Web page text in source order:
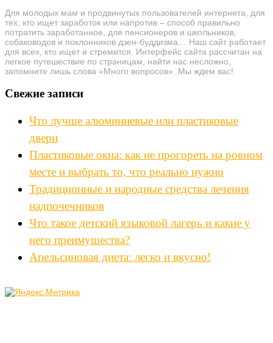
Для молодых мам и продвинутых пользователей интернета, для
тех, кто ищет заработок или напротив – способ правильно
потратить заработанное, для пенсионеров и школьников,
собаководов и поклонников дзен-буддизма… Наш сайт работает
для всех, кто ищет и стремится. Интерфейс сайта рассчитан на
легкое путешествие по страницам, найти нас несложно,
запомните лишь слова «Много вопросов». Мы ждем вас!
Свежие записи
Что лучше алюминиевые или пластиковые
двери
Пластиковые окна: как не прогореть на ровном
месте и выбрать то, что реально нужно
Традиционные и народные средства лечения
надпочечников
Что такое детский языковой лагерь и какие у
него преимущества?
Апельсиновая диета: легко и вкусно!